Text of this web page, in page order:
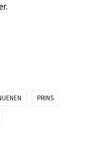
PRINS